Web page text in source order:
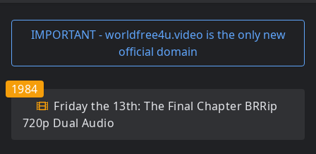
IMPORTANT - worldfree4u.video is the only new
official domain
Friday the 13th: The Final Chapter BRRip
720p Dual Audio
1984